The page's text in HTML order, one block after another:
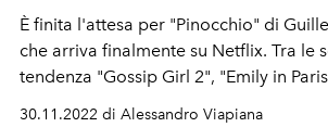
È finita l'attesa per "Pinocchio" di
che arriva finalmente su Netflix. Tra le
tendenza "Gossip Girl 2", "Emily in
O'Connel sarà "L'amante di Lady
30.11.2022 di Alessandro Viapiana